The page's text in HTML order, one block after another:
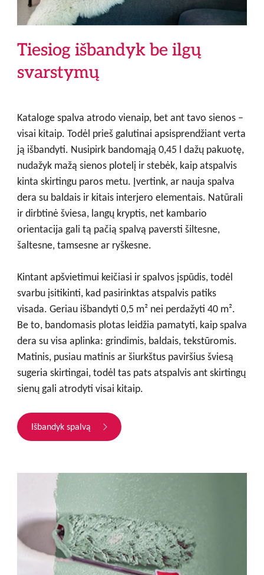
Tiesiog išbandyk be ilgų
svarstymų
Kataloge spalva atrodo vienaip, bet ant tavo sienos –
visai kitaip. Todėl prieš galutinai apsisprendžiant verta
ją išbandyti. Nusipirk bandomąją 0,45 l dažų pakuotę,
nudažyk mažą sienos plotelį ir stebėk, kaip atspalvis
kinta skirtingu paros metu. Įvertink, ar nauja spalva
dera su baldais ir kitais interjero elementais. Natūrali
ir dirbtinė šviesa, langų kryptis, net kambario
orientacija gali tą pačią spalvą paversti šiltesne,
šaltesne, tamsesne ar ryškesne.
Kintant apšvietimui keičiasi ir spalvos įspūdis, todėl
svarbu įsitikinti, kad pasirinktas atspalvis patiks
visada. Geriau išbandyti 0,5 m² nei perdažyti 40 m².
Be to, bandomasis plotas leidžia pamatyti, kaip spalva
dera su visa aplinka: grindimis, baldais, tekstūromis.
Matinis, pusiau matinis ar šiurkštus paviršius šviesą
sugeria skirtingai, todėl tas pats atspalvis ant skirtingų
sienų gali atrodyti visai kitaip.
Išbandyk spalvą